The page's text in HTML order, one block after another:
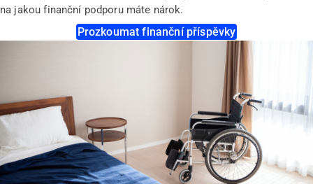
na jakou finanční podporu máte nárok.
Prozkoumat finanční příspěvky